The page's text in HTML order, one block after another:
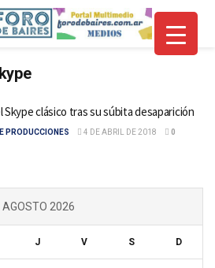
Skype clásico tras su súbita desaparición
PRODUCCIONES 4 DE ABRIL DE 2018 0
AGOSTO 2026
J V S D